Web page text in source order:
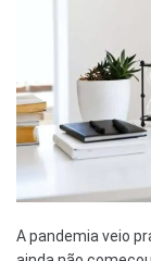
A pandemia veio